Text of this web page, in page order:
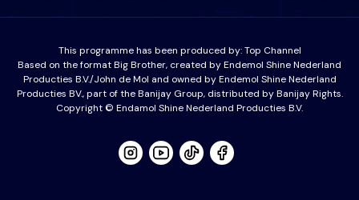
This programme has been produced by:Top Channel
Based on the format Big Brother, created by Endemol Shine Nederland
Producties B.V./John de Mol and owned by Endemol Shine Nederland
Producties BV., part of the Banijay Group, distributed by Banijay Rights.
Copyright © Endamol Shine Nederland Producties B.V.